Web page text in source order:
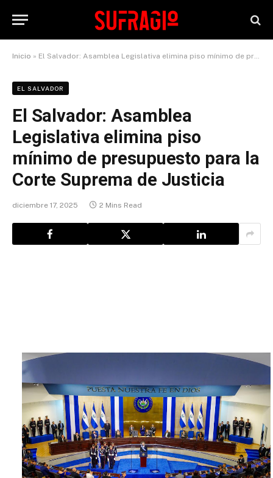
Inicio » El Salvador: Asamblea Legislativa elimina piso mínimo de presupuesto para la Corte Suprema de Justicia
EL SALVADOR
El Salvador: Asamblea
Legislativa elimina piso
mínimo de presupuesto para la
Corte Suprema de Justicia
diciembre 17, 2025 2 Mins Read